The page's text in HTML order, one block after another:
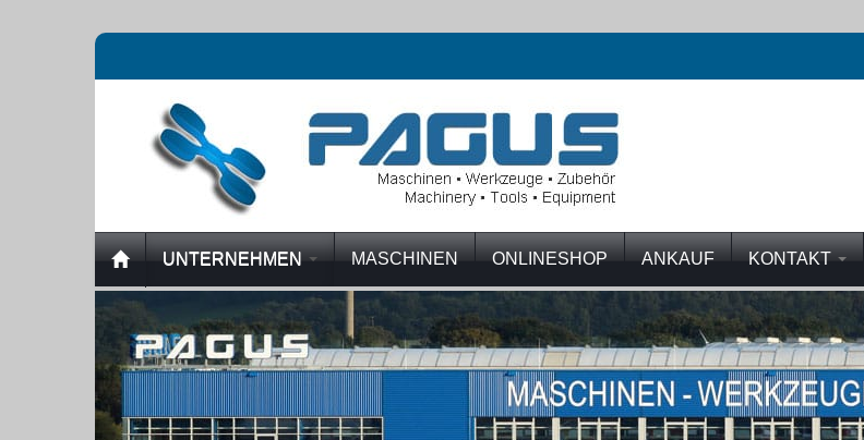
UNTERNEHMEN MASCHINEN ONLINESHOP ANKAUF KONTAKT